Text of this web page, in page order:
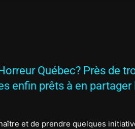
Québec? Près de
enfin prêts à en partager
et de prendre quelques